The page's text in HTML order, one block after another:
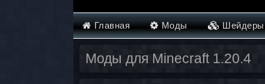
Главная Моды Шейдеры
Моды для Minecraft 1.20.4